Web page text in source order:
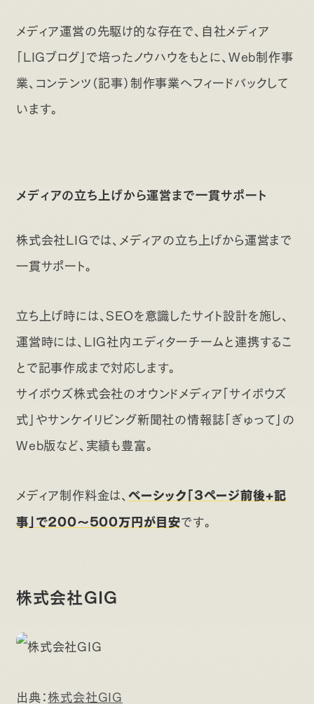
メディア運営の先駆け的な存在で、自社メディア
「LIGブログ」で培ったノウハウをもとに、Web制作事
業、コンテンツ（記事）制作事業へフィードバックして
います。
メディアの立ち上げから運営まで一貫サポート
株式会社LIGでは、メディアの立ち上げから運営まで
一貫サポート。
立ち上げ時には、SEOを意識したサイト設計を施し、
運営時には、LIG社内エディターチームと連携するこ
とで記事作成まで対応します。
サイボウズ株式会社のオウンドメディア「サイボウズ
式」やサンケイリビング新聞社の情報誌「ぎゅって」の
Web版など、実績も豊富。
メディア制作料金は、 ベーシック「3ページ前後+記
事」で200〜500万円が目安です。
株式会社GIG
出典：株式会社GIG